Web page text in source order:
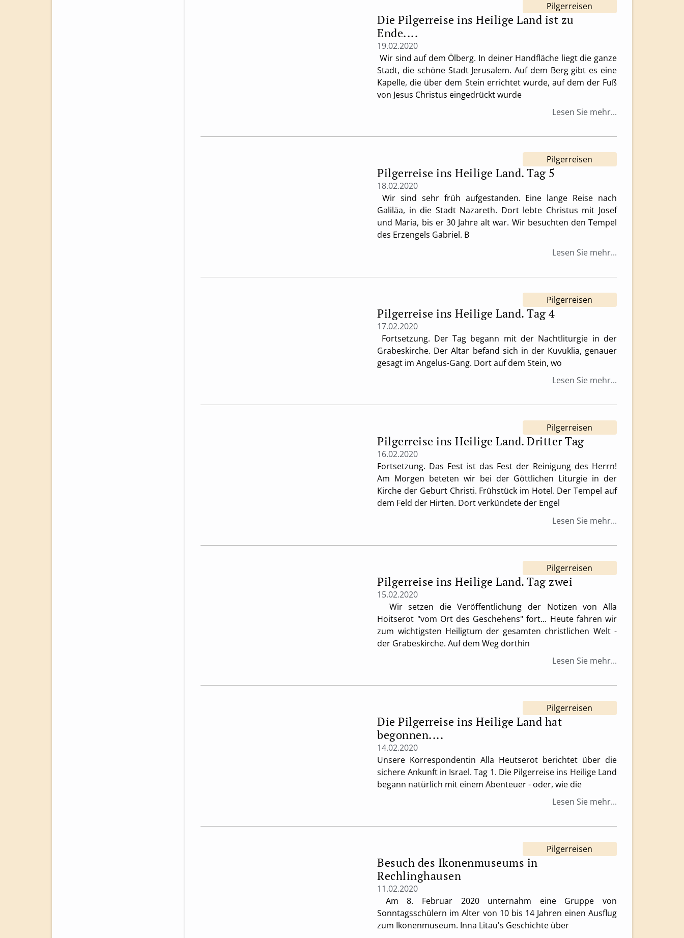
Pilgerreisen
Die Pilgerreise ins Heilige Land ist zu
Ende....
19.02.2020
Wir sind auf dem Ölberg. In deiner Handfläche liegt die ganze
Stadt, die schöne Stadt Jerusalem. Auf dem Berg gibt es eine
Kapelle, die über dem Stein errichtet wurde, auf dem der Fuß
von Jesus Christus eingedrückt wurde
Lesen Sie mehr...
Pilgerreisen
Pilgerreise ins Heilige Land. Tag 5
18.02.2020
Wir sind sehr früh aufgestanden. Eine lange Reise nach
Galiläa, in die Stadt Nazareth. Dort lebte Christus mit Josef
und Maria, bis er 30 Jahre alt war. Wir besuchten den Tempel
des Erzengels Gabriel. В
Lesen Sie mehr...
Pilgerreisen
Pilgerreise ins Heilige Land. Tag 4
17.02.2020
Fortsetzung. Der Tag begann mit der Nachtliturgie in der
Grabeskirche. Der Altar befand sich in der Kuvuklia, genauer
gesagt im Angelus-Gang. Dort auf dem Stein, wo
Lesen Sie mehr...
Pilgerreisen
Pilgerreise ins Heilige Land. Dritter Tag
16.02.2020
Fortsetzung. Das Fest ist das Fest der Reinigung des Herrn!
Am Morgen beteten wir bei der Göttlichen Liturgie in der
Kirche der Geburt Christi. Frühstück im Hotel. Der Tempel auf
dem Feld der Hirten. Dort verkündete der Engel
Lesen Sie mehr...
Pilgerreisen
Pilgerreise ins Heilige Land. Tag zwei
15.02.2020
Wir setzen die Veröffentlichung der Notizen von Alla
Hoitserot "vom Ort des Geschehens" fort... Heute fahren wir
zum wichtigsten Heiligtum der gesamten christlichen Welt -
der Grabeskirche. Auf dem Weg dorthin
Lesen Sie mehr...
Pilgerreisen
Die Pilgerreise ins Heilige Land hat
begonnen....
14.02.2020
Unsere Korrespondentin Alla Heutserot berichtet über die
sichere Ankunft in Israel. Tag 1. Die Pilgerreise ins Heilige Land
begann natürlich mit einem Abenteuer - oder, wie die
Lesen Sie mehr...
Pilgerreisen
Besuch des Ikonenmuseums in
Rechlinghausen
11.02.2020
Am 8. Februar 2020 unternahm eine Gruppe von
Sonntagsschülern im Alter von 10 bis 14 Jahren einen Ausflug
zum Ikonenmuseum. Inna Litau's Geschichte über